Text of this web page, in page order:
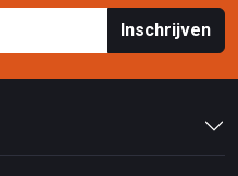
Inschrijven